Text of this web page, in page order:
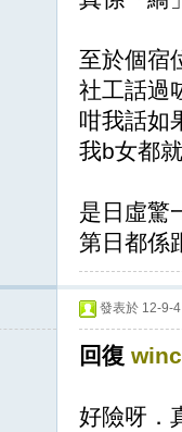
至於個宿
社工話過
咁我話如
我b女都
是日虛驚
第日都係
發表於 12-9-
回復
好險呀．